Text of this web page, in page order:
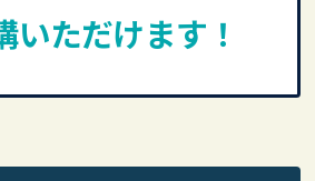
いただけます！